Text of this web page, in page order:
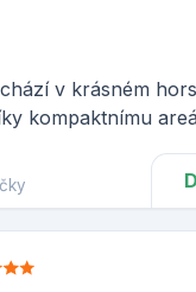
v krásném
kompaktnímu